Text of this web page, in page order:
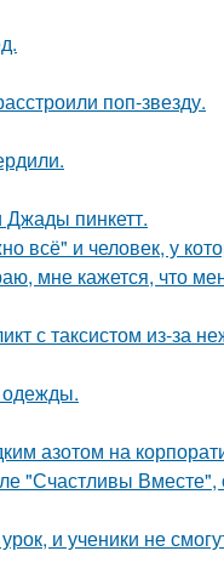
поп-звезду.
пинкетт.
всё" и человек, у
мне кажется, что
с таксистом из-за
азотом на
"Счастливы Вместе",
и ученики не